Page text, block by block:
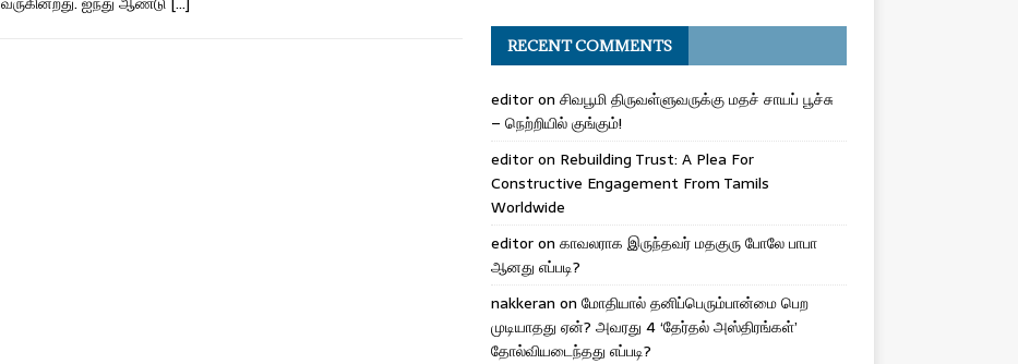
RECENT COMMENTS
editoron சிவபூமி திருவள்ளுவருக்கு மதச் சாயப் பூச்சு
– நெற்றியில் குங்கும்!
editoron Rebuilding Trust: A Plea For
Constructive Engagement From Tamils
Worldwide
editoron காவலராக இருந்தவர் மதகுரு போலே பாபா
ஆனது எப்படி?
nakkeran on மோதியால் தனிப்பெரும்பான்மை பெற
முடியாதது ஏன்? அவரது 4 ‘தேர்தல் அஸ்திரங்கள்’
தோல்வியடைந்தது எப்படி?